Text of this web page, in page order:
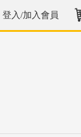
登入/加入會員